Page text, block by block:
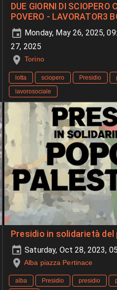
DUE GIORNI DI SCIOPERO
POVERO - LAVORATOR3
Monday, May 26, 2025,
27, 2025
Torino
lotta sciopero Presidio
lavorosociale
Presidio in solidarietà
Saturday, Oct 28, 2023,
Alba piazza Pertinace
alba Presidio presidio